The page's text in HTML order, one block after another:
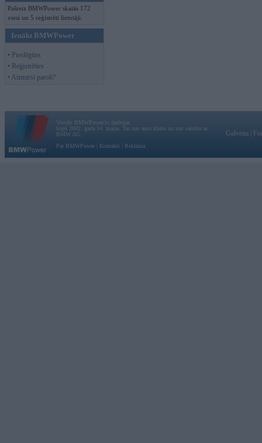
Pašreiz BMWPower skatās 172
viesi un 5 reģistrēti lietotāji.
Ienākt BMWPower
• Pieslēgties
• Reģistrēties
• Aizmirsi paroli?
Vortāls BMWPower.lv darbojas
kopš 2002. gada 14. maija. Tas nav auto klubs un nav saistīts ar
BMW AG.
Par BMWPower
Kontakti Reklāma
Galvena